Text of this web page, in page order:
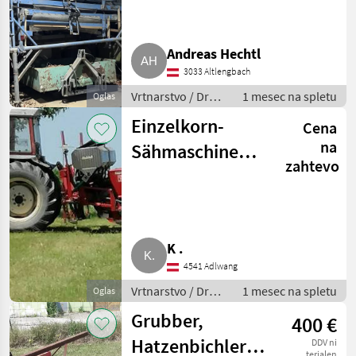
Oglas
Andreas Hechtl
3033 Altlengbach
Vrtnarstvo / Drugi
stroji za
vrtnarstvo
1 mesec na spletu
Oglas
Einzelkorn-
Sähmaschine
Cena
na
zahtevo
K .
4541 Adlwang
Vrtnarstvo / Drugi
stroji za
vrtnarstvo
1 mesec na spletu
Grubber,
Hatzenbichler
400 €
DDV ni